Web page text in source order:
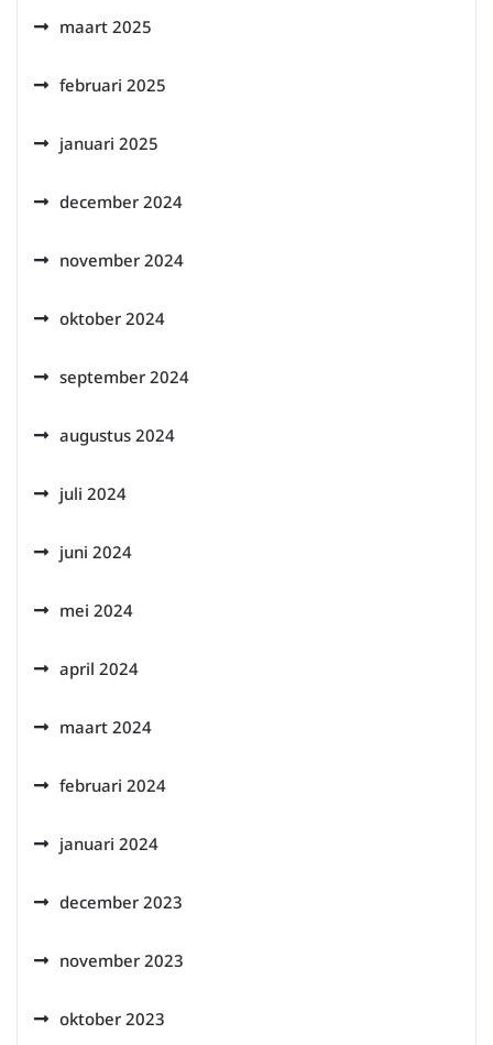
maart 2025
februari 2025
januari 2025
december 2024
november 2024
oktober 2024
september 2024
augustus 2024
juli 2024
juni 2024
mei 2024
april 2024
maart 2024
februari 2024
januari 2024
december 2023
november 2023
oktober 2023